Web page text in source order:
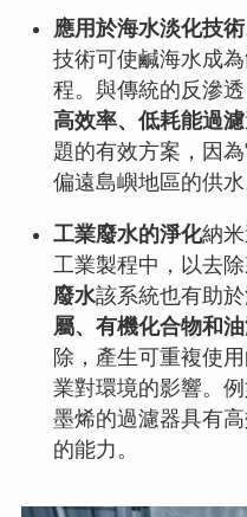
應用於海水淡化技術
技術可使鹹海水成為
程。與傳統的反滲
高效率、低耗能過濾
題的有效方案，因
偏遠島嶼地區的供水
工業廢水的淨化納
工業製程中，以去
廢水該系統也有助於
屬、有機化合物和
除，產生可重複使
業對環境的影響。
墨烯的過濾器具有
的能力。